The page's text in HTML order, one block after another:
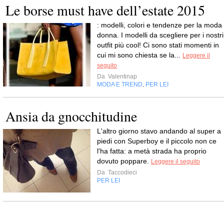
Le borse must have dell’estate 2015
: modelli, colori e tendenze per la moda
donna. I modelli da scegliere per i nostri
outfit più cool! Ci sono stati momenti in
cui mi sono chiesta se la... Leggere il
seguito
Da Valentinap
MODA E TREND, PER LEI
Ansia da gnocchitudine
L'altro giorno stavo andando al super a
piedi con Superboy e il piccolo non ce
l'ha fatta: a metà strada ha proprio
dovuto poppare. Leggere il seguito
Da Taccodieci
PER LEI